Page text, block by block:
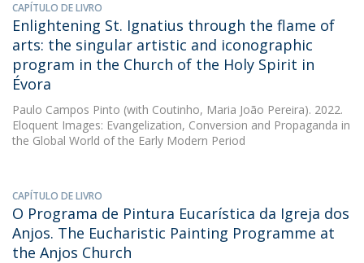
CAPÍTULO DE LIVRO
Enlightening St. Ignatius through the flame of
arts: the singular artistic and iconographic
program in the Church of the Holy Spirit in
Évora
Paulo Campos Pinto (with Coutinho, Maria João Pereira). 2022.
Eloquent Images: Evangelization, Conversion and Propaganda in
the Global World of the Early Modern Period
CAPÍTULO DE LIVRO
O Programa de Pintura Eucarística da Igreja dos
Anjos. The Eucharistic Painting Programme at
the Anjos Church